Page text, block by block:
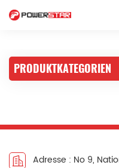
engagiert für Feuerwehr-
English
italiano
português
PRODUKTKATEGORIEN
Adresse : No 9,